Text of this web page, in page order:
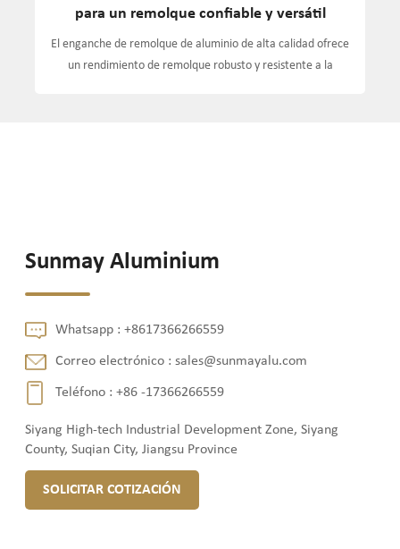
para un remolque seguro y versátil
El enganche de remolque de aluminio ajustable con precisión
garantiza un remolque seguro y resistente a la corrosión. Su
Sunmay Aluminium
Whatsapp :+8617366266559
Correo electrónico :sales@sunmayalu.com
Teléfono :+86 -17366266559
Siyang High-tech Industrial Development Zone, Siyang
County, Suqian City, Jiangsu Province
SOLICITAR COTIZACIÓN